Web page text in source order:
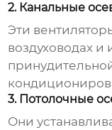
2. Канальные
Эти
воздуховодах и
3. Потолочные
Они